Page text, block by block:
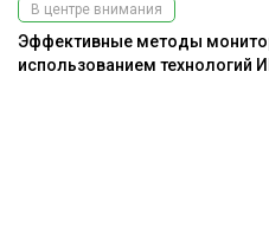
В центре внимания
Эффективные методы
использованием технологий